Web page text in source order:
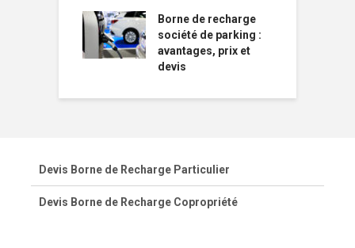
Borne de recharge
société de parking :
avantages, prix et
devis
Devis Borne de Recharge Particulier
Devis Borne de Recharge Copropriété